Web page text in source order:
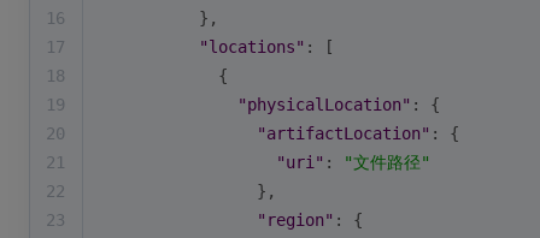
16
          },
17
"locations" : [
18
            {
19
"physicalLocation" : {
20
"artifactLocation" : {
21
"uri" :
"文件路径"
22
                },
23
"region" : {